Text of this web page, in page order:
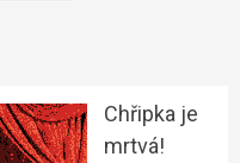
Chřipka je
mrtvá!